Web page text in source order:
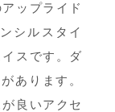
ップライド
シルスタイ
スです。ダ
あります。
良いアクセ